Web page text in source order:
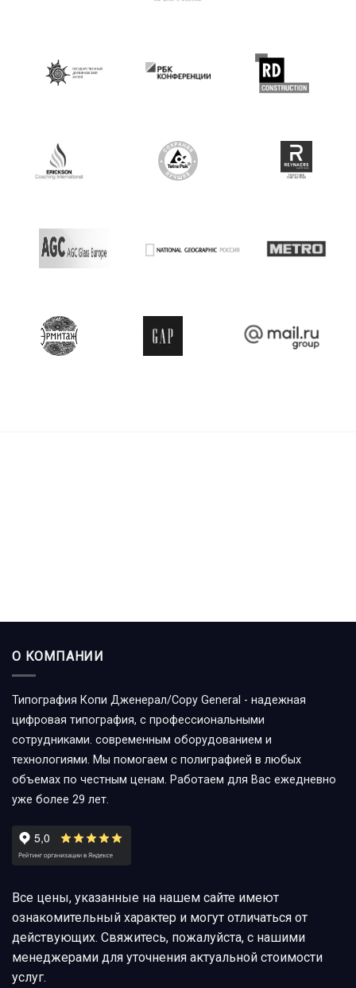
О КОМПАНИИ
Типография Копи Дженерал/Copy General - надежная
цифровая типография, с профессиональными
сотрудниками. современным оборудованием и
технологиями. Мы помогаем с полиграфией в любых
объемах по честным ценам. Работаем для Вас ежедневно
уже более 29 лет.
Все цены, указанные на нашем сайте имеют
ознакомительный характер и могут отличаться от
действующих. Свяжитесь, пожалуйста, с нашими
менеджерами для уточнения актуальной стоимости
услуг.